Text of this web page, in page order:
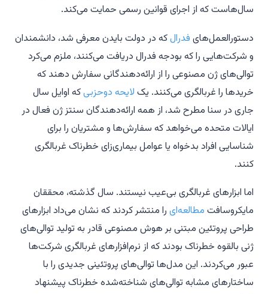
سال‌هاست که از اجرای قوانین رسمی حمایت می‌کند.
دستورالعمل‌های فدرالکه در دولت بایدن معرفی شد، دانشمندان
و شرکت‌هایی را که بودجه فدرال دریافت می‌کنند، ملزم می‌کرد
توالی‌های ژن مصنوعی را از ارائه‌دهندگانی سفارش دهند که
خریدها را غربالگری می‌کنند. یک لایحه دوحزبیکه اوایل سال
جاری در سنا مطرح شد، از همه ارائه‌دهندگان سنتز ژن فعال در
ایالات متحده می‌خواهد که سفارش‌ها و مشتریان را برای
شناسایی افراد بدخواه یا عوامل بیماری‌زای خطرناک غربالگری
کنند.
اما ابزارهای غربالگری بی‌عیب نیستند. سال گذشته، محققان
مایکروسافت مطالعه‌ای را منتشر کردند که نشان می‌داد ابزارهای
طراحی پروتئین مبتنی بر هوش مصنوعی قادر به تولید توالی‌های
ژنی بالقوه خطرناک بودند که از نرم‌افزارهای غربالگری شرکت‌ها
عبور می‌کردند. این مدل‌ها توالی‌های پروتئینی جدیدی را با
ساختارهای مشابه توالی‌های شناخته‌شده خطرناک پیشنهاد